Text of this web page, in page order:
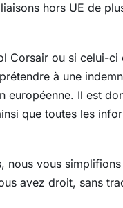
hors UE de
Corsair ou si celui-
à une
européenne. Il est
que toutes les
nous vous
avez droit, sans